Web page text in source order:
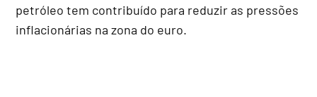
petróleo tem contribuído para reduzir as pressões
inflacionárias na zona do euro.